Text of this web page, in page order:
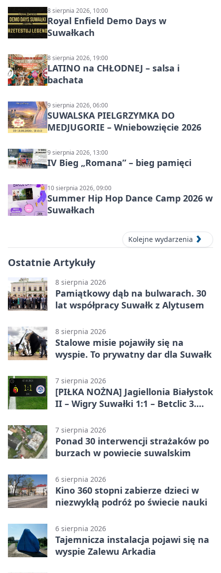
DZŪKIJOS – jednodienė kelionė
8 sierpnia 2026, 10:00
Royal Enfield Demo Days w
Suwałkach
8 sierpnia 2026, 19:00
LATINO na CHŁODNEJ – salsa i
bachata
9 sierpnia 2026, 06:00
SUWALSKA PIELGRZYMKA DO
MEDJUGORIE – Wniebowzięcie 2026
9 sierpnia 2026, 13:00
IV Bieg „Romana” – bieg pamięci
10 sierpnia 2026, 09:00
Summer Hip Hop Dance Camp 2026 w
Suwałkach
Kolejne wydarzenia
Ostatnie Artykuły
8 sierpnia 2026
Pamiątkowy dąb na bulwarach. 30
lat współpracy Suwałk z Alytusem
8 sierpnia 2026
Stalowe misie pojawiły się na
wyspie. To prywatny dar dla Suwałk
7 sierpnia 2026
[PIŁKA NOŻNA] Jagiellonia Białystok
II – Wigry Suwałki 1:1 – Betclic 3.
7 sierpnia 2026
Ponad 30 interwencji strażaków po
burzach w powiecie suwalskim
6 sierpnia 2026
Kino 360 stopni zabierze dzieci w
niezwykłą podróż po świecie nauki
6 sierpnia 2026
Tajemnicza instalacja pojawi się na
wyspie Zalewu Arkadia